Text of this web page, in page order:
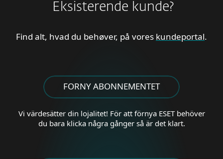
Eksisterende kunde?
Find alt, hvad du behøver, på vores kundeportal.
FORNY ABONNEMENTET
Vi värdesätter din lojalitet! För att förnya ESET behöver
du bara klicka några gånger så är det klart.